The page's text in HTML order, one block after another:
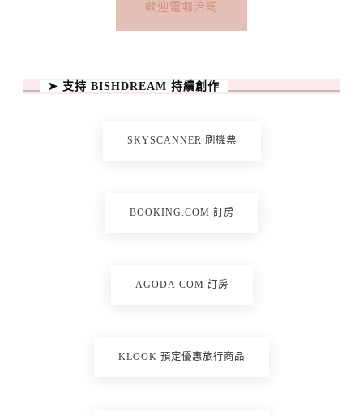
歡迎電郵洽詢
➤ 支持 BISHDREAM 持續創作
SKYSCANNER 刷機票
BOOKING.COM 訂房
AGODA.COM 訂房
KLOOK 預定優惠旅行商品